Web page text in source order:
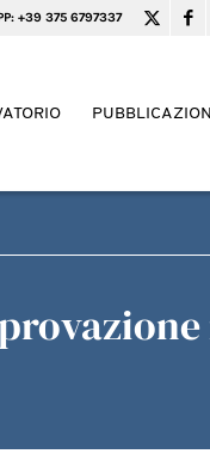
+39 375 6797337